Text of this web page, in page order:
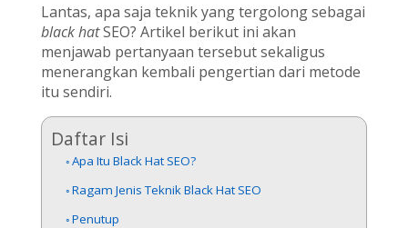
Lantas, apa saja teknik yang tergolong sebagai
black hatSEO? Artikel berikut ini akan
menjawab pertanyaan tersebut sekaligus
menerangkan kembali pengertian dari metode
itu sendiri.
Daftar Isi
Apa Itu Black Hat SEO?
Ragam Jenis Teknik Black Hat SEO
Penutup